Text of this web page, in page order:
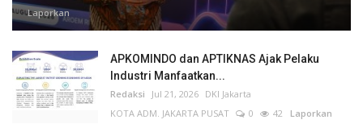
Laporkan
APKOMINDO dan APTIKNAS Ajak Pelaku
Industri Manfaatkan...
Redaksi Jul 21, 2026 DKI Jakarta
KOTA ADM. JAKARTA PUSAT
0 42 Laporkan